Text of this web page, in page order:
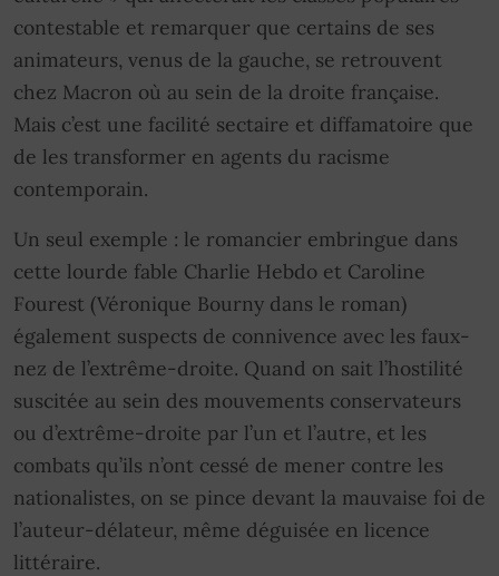
contestable et remarquer que certains de ses
animateurs, venus de la gauche, se retrouvent
chez Macron où au sein de la droite française.
Mais c’est une facilité sectaire et diffamatoire que
de les transformer en agents du racisme
contemporain.
Un seul exemple : le romancier embringue dans
cette lourde fable Charlie Hebdo et Caroline
Fourest (Véronique Bourny dans le roman)
également suspects de connivence avec les faux-
nez de l’extrême-droite. Quand on sait l’hostilité
suscitée au sein des mouvements conservateurs
ou d’extrême-droite par l’un et l’autre, et les
combats qu’ils n’ont cessé de mener contre les
nationalistes, on se pince devant la mauvaise foi de
l’auteur-délateur, même déguisée en licence
littéraire.